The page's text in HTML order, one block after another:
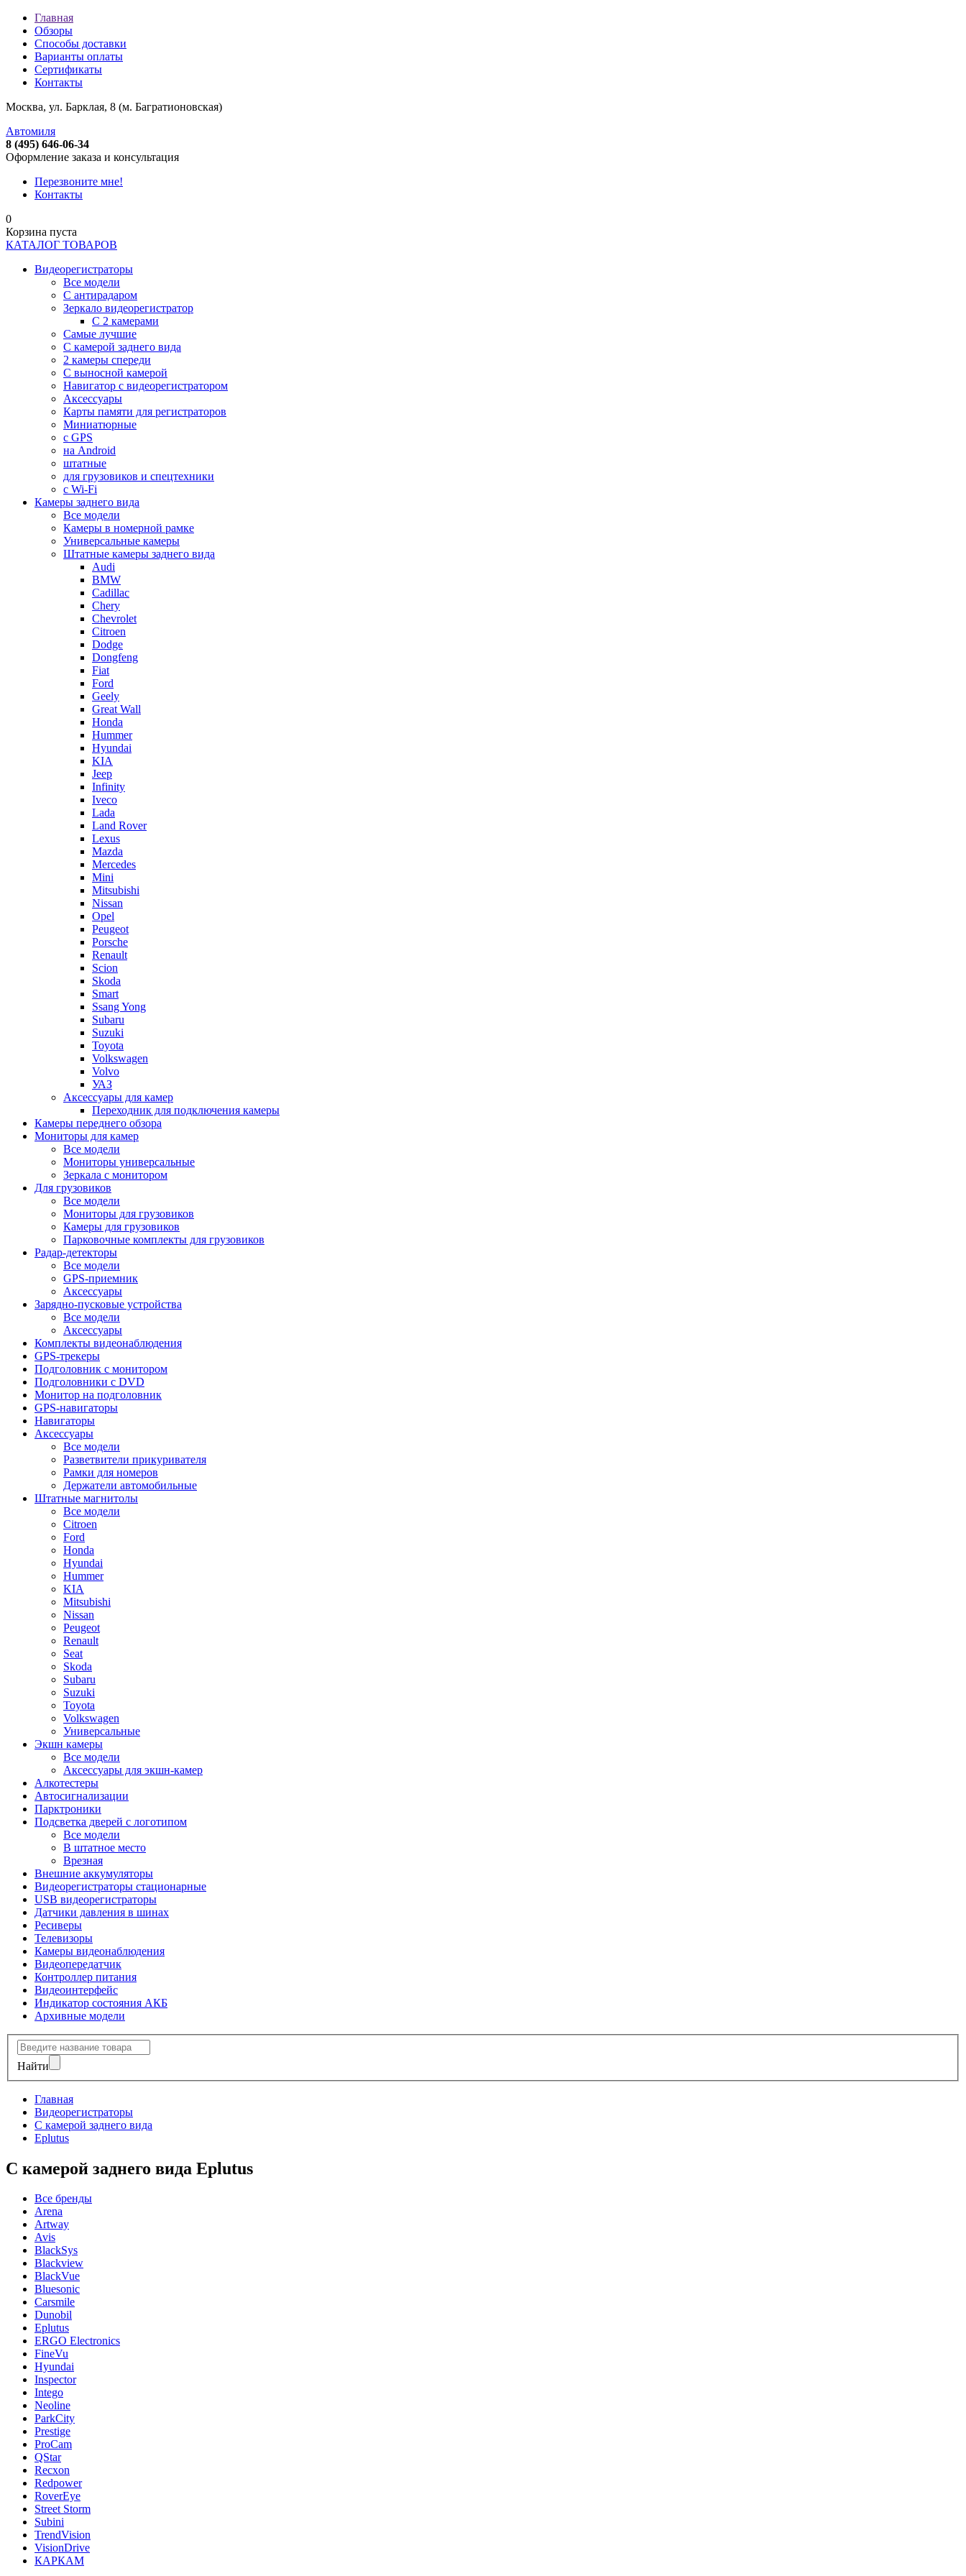
Главная
Обзоры
Способы доставки
Варианты оплаты
Сертификаты
Контакты
Москва, ул. Барклая, 8 (м. Багратионовская)
Автомиля
8 (495) 646-06-34
Оформление заказа и консультация
Перезвоните мне!
Контакты
0
Корзина пуста
КАТАЛОГ ТОВАРОВ
Видеорегистраторы
Все модели
C антирадаром
Зеркало видеорегистратор
С 2 камерами
Самые лучшие
С камерой заднего вида
2 камеры спереди
С выносной камерой
Навигатор с видеорегистратором
Аксессуары
Карты памяти для регистраторов
Миниатюрные
с GPS
на Android
штатные
для грузовиков и спецтехники
с Wi-Fi
Камеры заднего вида
Все модели
Камеры в номерной рамке
Универсальные камеры
Штатные камеры заднего вида
Audi
BMW
Cadillac
Chery
Chevrolet
Citroen
Dodge
Dongfeng
Fiat
Ford
Geely
Great Wall
Honda
Hummer
Hyundai
KIA
Jeep
Infinity
Iveco
Lada
Land Rover
Lexus
Mazda
Mercedes
Mini
Mitsubishi
Nissan
Opel
Peugeot
Porsche
Renault
Scion
Skoda
Smart
Ssang Yong
Subaru
Suzuki
Toyota
Volkswagen
Volvo
УАЗ
Аксессуары для камер
Переходник для подключения камеры
Камеры переднего обзора
Мониторы для камер
Все модели
Мониторы универсальные
Зеркала с монитором
Для грузовиков
Все модели
Мониторы для грузовиков
Камеры для грузовиков
Парковочные комплекты для грузовиков
Радар-детекторы
Все модели
GPS-приемник
Аксессуары
Зарядно-пусковые устройства
Все модели
Аксессуары
Комплекты видеонаблюдения
GPS-трекеры
Подголовник с монитором
Подголовники с DVD
Монитор на подголовник
GPS-навигаторы
Навигаторы
Аксессуары
Все модели
Разветвители прикуривателя
Рамки для номеров
Держатели автомобильные
Штатные магнитолы
Все модели
Citroen
Ford
Honda
Hyundai
Hummer
KIA
Mitsubishi
Nissan
Peugeot
Renault
Seat
Skoda
Subaru
Suzuki
Toyota
Volkswagen
Универсальные
Экшн камеры
Все модели
Аксессуары для экшн-камер
Алкотестеры
Автосигнализации
Парктроники
Подсветка дверей с логотипом
Все модели
В штатное место
Врезная
Внешние аккумуляторы
Видеорегистраторы стационарные
USB видеорегистраторы
Датчики давления в шинах
Ресиверы
Телевизоры
Камеры видеонаблюдения
Видеопередатчик
Контроллер питания
Видеоинтерфейс
Индикатор состояния АКБ
Архивные модели
Найти
Главная
Видеорегистраторы
С камерой заднего вида
Eplutus
С камерой заднего вида Eplutus
Все бренды
Arena
Artway
Avis
BlackSys
Blackview
BlackVue
Bluesonic
Carsmile
Dunobil
Eplutus
ERGO Electronics
FineVu
Hyundai
Inspector
Intego
Neoline
ParkCity
Prestige
ProCam
QStar
Recxon
Redpower
RoverEye
Street Storm
Subini
TrendVision
VisionDrive
КАРКАМ